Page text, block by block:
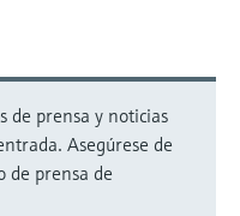
de prensa y noticias
Asegúrese de
de prensa de